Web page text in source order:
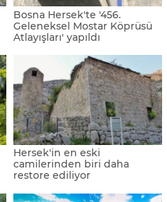
Bosna Hersek'te '456.
Geleneksel Mostar Köprüsü
Atlayışları' yapıldı
Hersek'in en eski
camilerinden biri daha
restore ediliyor